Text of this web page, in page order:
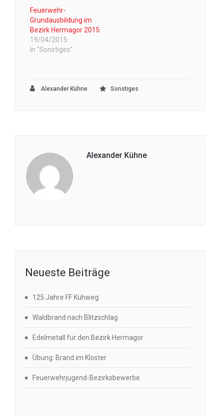
Feuerwehr-
Grundausbildung im
Bezirk Hermagor 2015
19/04/2015
In "Sonstiges"
Alexander Kühne Sonstiges
Alexander Kühne
Neueste Beiträge
125 Jahre FF Kühweg
Waldbrand nach Blitzschlag
Edelmetall für den Bezirk Hermagor
Übung: Brand im Kloster
Feuerwehrjugend-Bezirksbewerbe